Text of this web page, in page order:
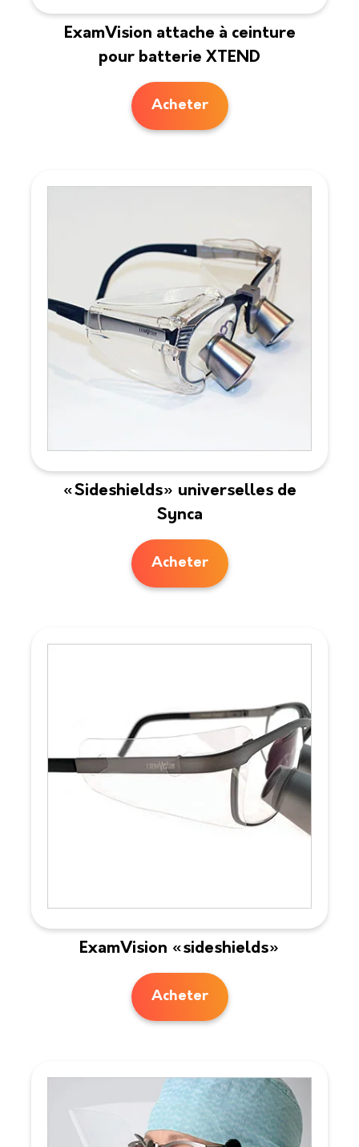
ExamVision attache à ceinture
pour batterie XTEND
Acheter
«Sideshields» universelles de
Synca
Acheter
ExamVision «sideshields»
Acheter